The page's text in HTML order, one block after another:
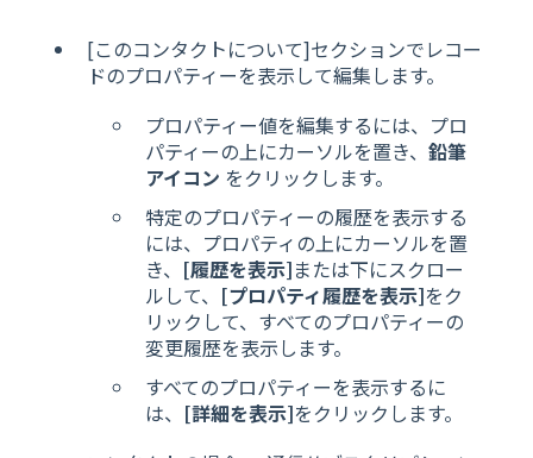
[このコンタクトについて]セクションでレコー
ドのプロパティーを表示して編集します。
プロパティー値を編集するには、プロ
パティーの上にカーソルを置き、 鉛筆
アイコン をクリックします。
特定のプロパティーの履歴を表示する
には、プロパティの上にカーソルを置
き、 [履歴を表示]または下にスクロー
ルして、 [プロパティ履歴を表示]をク
リックして、すべてのプロパティーの
変更履歴を表示します。
すべてのプロパティーを表示するに
は、 [詳細を表示]をクリックします。